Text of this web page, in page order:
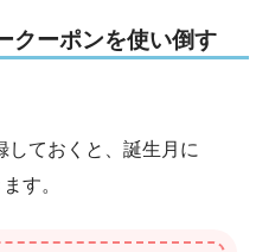
クーポンを使い倒す
しておくと、誕生月に
す。